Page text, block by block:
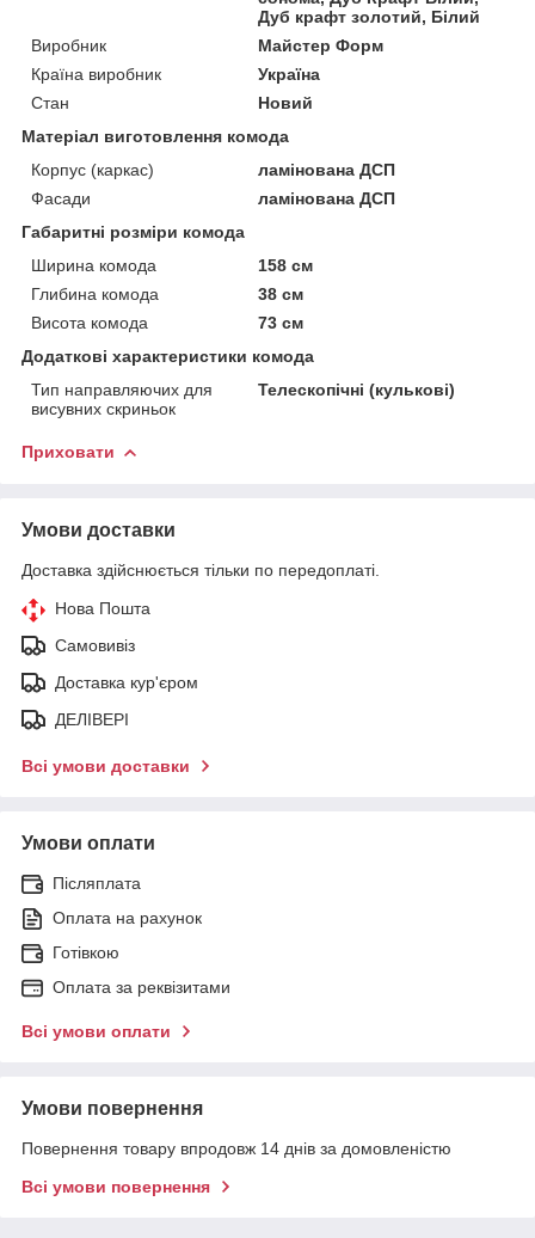
Дуб крафт золотий, Білий
Виробник
Майстер Форм
Країна виробник
Україна
Стан
Новий
Матеріал виготовлення комода
Корпус (каркас)
ламінована ДСП
Фасади
ламінована ДСП
Габаритні розміри комода
Ширина комода
158 см
Глибина комода
38 см
Висота комода
73 см
Додаткові характеристики комода
Тип направляючих для
висувних скриньок
Телескопічні (кулькові)
Приховати
Умови доставки
Доставка здійснюється тільки по передоплаті.
Нова Пошта
Самовивіз
Доставка кур'єром
ДЕЛІВЕРІ
Всі умови доставки
Умови оплати
Післяплата
Оплата на рахунок
Готівкою
Оплата за реквізитами
Всі умови оплати
Умови повернення
Повернення товару впродовж 14 днів за домовленістю
Всі умови повернення